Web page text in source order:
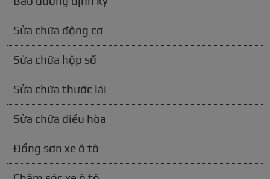
Sửa chữa động cơ
Sửa chữa hộp số
Sửa chữa thước lái
Sửa chữa điều hòa
Đồng sơn xe ô tô